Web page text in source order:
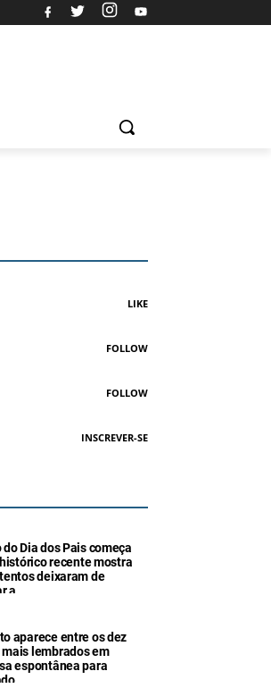
LIKE
FOLLOW
FOLLOW
INSCREVER-SE
Dia dos Pais começa
recente mostra
deixaram de
a
aparece entre os dez
lembrados em
espontânea para